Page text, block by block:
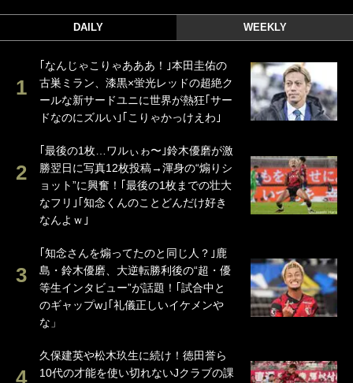
DAILY WEEKLY
｢なんじゃこりゃあああ！｣本田圭佑の
古巣ミラン、漆黒×蛍光レッドの超絶ク
ールな新サードユニに世界が熱狂｢サー
ドなのにズルい｣｢こりゃかっけえわ｣
｢最後の1枚…ワルぃゎ〜｣鈴木優磨が激
勝翌日に写真12枚投稿→渾身の“煽りシ
ョット”に興奮！｢最後の1枚までの壮大
なフリ｣｢知念くんのことどんだけ好き
なんよｗ｣
｢知念さんを煽ってたのと同じ人？｣鹿
島・鈴木優磨、大逆転勝利後の“超・優
等生インタビュー”が話題！｢試合中と
のギャップw｣｢礼儀正しいイケメンや
な」
久保建英や松木玖生に続け！徳田誉ら
10代の才能を使い切れないJクラブの課